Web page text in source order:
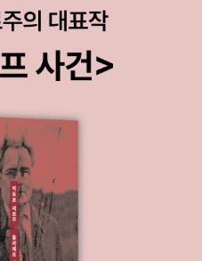
에 대한 편견 혹은 경계(?)하
친근했다. 익숙한 일상이 거기
싶은 시가 있었다. 3월이 지나
럴 수 없는 슬픔이라는 걸 알
면서도 그런 바람을 버릴 수 없다.
주 작가의 처녀작으로 피아니
풀어내며, 글 곳곳에 상세한
움을 주고 있다. 피아니스트의
움도 선사한다. -알라딘 책소
그날그날 책방에서 공수한 따
을 산문 79편에 담았다. 만화
있다. 문학은 물론이고 뜨개
소녀 잡지, SM에 결박까지 다